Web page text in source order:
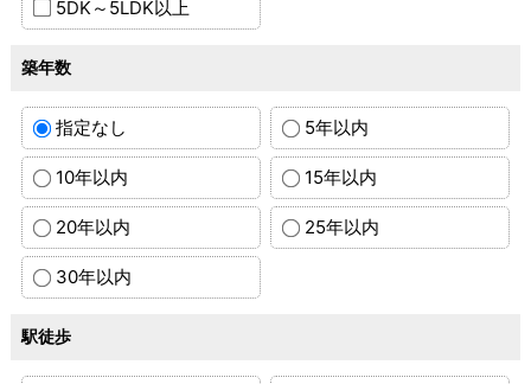
5DK～5LDK以上
築年数
指定なし 5年以内
10年以内 15年以内
20年以内 25年以内
30年以内
駅徒歩